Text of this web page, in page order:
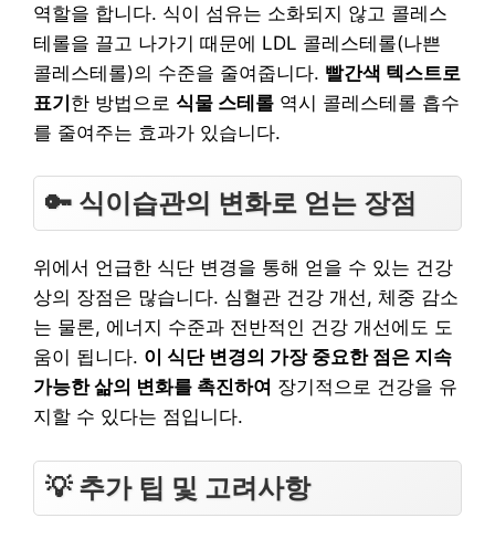
역할을 합니다. 식이 섬유는 소화되지 않고 콜레스
테롤을 끌고 나가기 때문에 LDL 콜레스테롤(나쁜
콜레스테롤)의 수준을 줄여줍니다. 빨간색 텍스트로
표기한 방법으로 식물 스테롤 역시 콜레스테롤 흡수
를 줄여주는 효과가 있습니다.
🔑 식이습관의 변화로 얻는 장점
위에서 언급한 식단 변경을 통해 얻을 수 있는 건강
상의 장점은 많습니다. 심혈관 건강 개선, 체중 감소
는 물론, 에너지 수준과 전반적인 건강 개선에도 도
움이 됩니다. 이 식단 변경의 가장 중요한 점은 지속
가능한 삶의 변화를 촉진하여 장기적으로 건강을 유
지할 수 있다는 점입니다.
💡 추가 팁 및 고려사항